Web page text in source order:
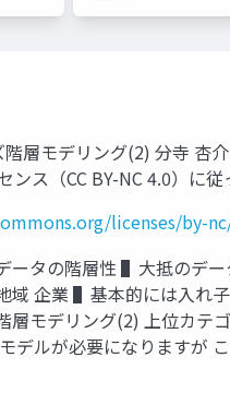
層モデリング(2) 分寺 杏
ス（CC BY-NC 4.0）に従
licenses/by-
ータの階層性 ▌大抵のデ
域 企業 ▌基本的には入れ
モデリング(2) 上位カテ
デルが必要になりますが